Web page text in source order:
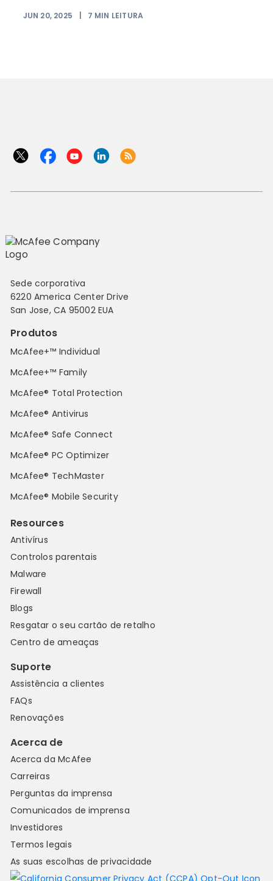
JUN 20, 2025 7 MIN LEITURA
Sede corporativa
6220 America Center Drive
San Jose, CA 95002 EUA
Produtos
McAfee+™ Individual
McAfee+™ Family
McAfee® Total Protection
McAfee® Antivirus
McAfee® Safe Connect
McAfee® PC Optimizer
McAfee® TechMaster
McAfee® Mobile Security
Resources
Antivírus
Controlos parentais
Malware
Firewall
Blogs
Resgatar o seu cartão de retalho
Centro de ameaças
Suporte
Assistência a clientes
FAQs
Renovações
Acerca de
Acerca da McAfee
Carreiras
Perguntas da imprensa
Comunicados de imprensa
Investidores
Termos legais
As suas escolhas de privacidade